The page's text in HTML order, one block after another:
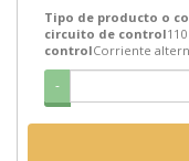
Tipo de producto o
circuito de control
controlCorriente
-